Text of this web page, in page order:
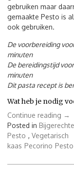
gebruiken maar
gemaakte Pesto is
ook gebruiken.
De voorbereiding
minuten
De bereidingstijd
minuten
Dit pasta recept is
Wat heb je nodig
Continue reading
col
→
Posted in
Pesto , Vegetarisch
kaas Pecorino Pesto